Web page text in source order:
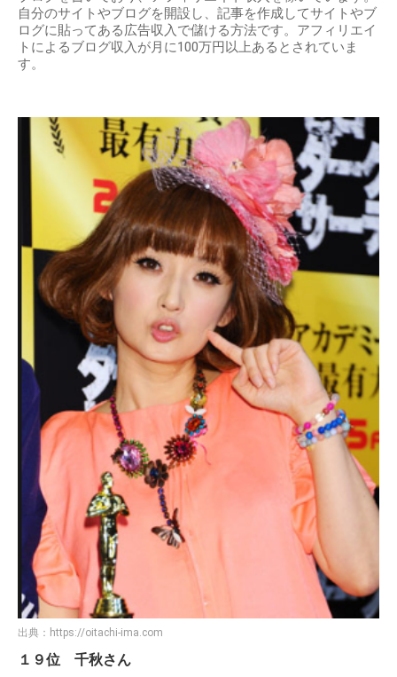
自分のサイトやブログを開設し、記事を作成してサイトやブ
ログに貼ってある広告収入で儲ける方法です。アフィリエイ
トによるブログ収入が月に100万円以上あるとされていま
す。
出典： https://oitachi-ima.com
１９位 千秋さん